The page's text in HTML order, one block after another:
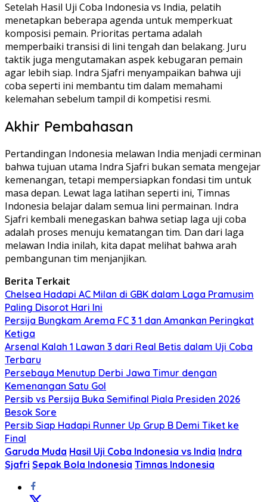
Setelah Hasil Uji Coba Indonesia vs India, pelatih
menetapkan beberapa agenda untuk memperkuat
komposisi pemain. Prioritas pertama adalah
memperbaiki transisi di lini tengah dan belakang. Juru
taktik juga mengutamakan aspek kebugaran pemain
agar lebih siap. Indra Sjafri menyampaikan bahwa uji
coba seperti ini membantu tim dalam memahami
kelemahan sebelum tampil di kompetisi resmi.
Akhir Pembahasan
Pertandingan Indonesia melawan India menjadi cerminan
bahwa tujuan utama Indra Sjafri bukan semata mengejar
kemenangan, tetapi mempersiapkan fondasi tim untuk
masa depan. Lewat laga latihan seperti ini, Timnas
Indonesia belajar dalam semua lini permainan. Indra
Sjafri kembali menegaskan bahwa setiap laga uji coba
adalah proses menuju kematangan tim. Dan dari laga
melawan India inilah, kita dapat melihat bahwa arah
pembangunan tim menjanjikan.
Berita Terkait
Chelsea Hadapi AC Milan di GBK dalam Laga Pramusim
Paling Disorot Hari Ini
Persija Bungkam Arema FC 3 1 dan Amankan Peringkat
Ketiga
Arsenal Kalah 1 Lawan 3 dari Real Betis dalam Uji Coba
Terbaru
Persebaya Menutup Derbi Jawa Timur dengan
Kemenangan Satu Gol
Persib vs Persija Buka Semifinal Piala Presiden 2026
Besok Sore
Persib Siap Hadapi Runner Up Grup B Demi Tiket ke
Final
Garuda Muda Hasil Uji Coba Indonesia vs India Indra
Sjafri Sepak Bola Indonesia Timnas Indonesia